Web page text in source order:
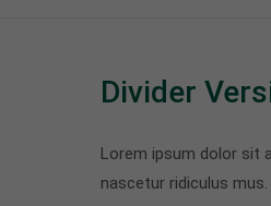
Divider
Lorem ipsum dolor sit
nascetur ridiculus